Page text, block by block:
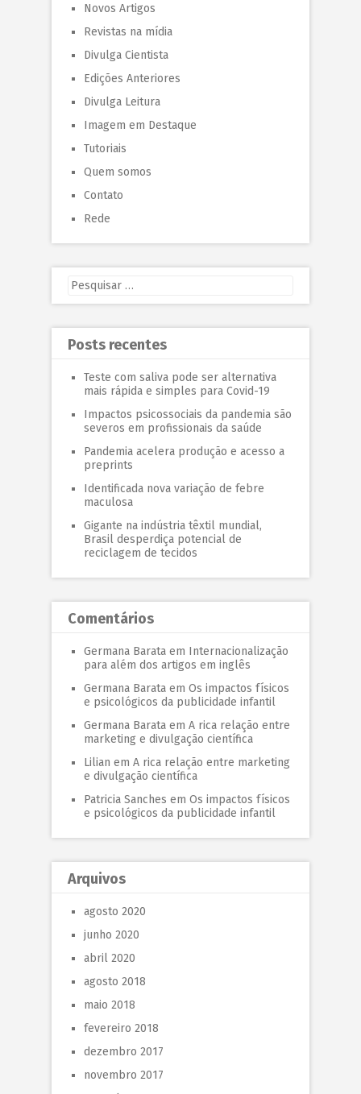
Novos Artigos
Revistas na mídia
Divulga Cientista
Edições Anteriores
Divulga Leitura
Imagem em Destaque
Tutoriais
Quem somos
Contato
Rede
Posts recentes
Teste com saliva pode ser alternativa
mais rápida e simples para Covid-19
Impactos psicossociais da pandemia são
severos em profissionais da saúde
Pandemia acelera produção e acesso a
preprints
Identificada nova variação de febre
maculosa
Gigante na indústria têxtil mundial,
Brasil desperdiça potencial de
reciclagem de tecidos
Comentários
Germana Barata em Internacionalização
para além dos artigos em inglês
Germana Barata em Os impactos físicos
e psicológicos da publicidade infantil
Germana Barata em A rica relação entre
marketing e divulgação científica
Lilian em A rica relação entre marketing
e divulgação científica
Patricia Sanches em Os impactos físicos
e psicológicos da publicidade infantil
Arquivos
agosto 2020
junho 2020
abril 2020
agosto 2018
maio 2018
fevereiro 2018
dezembro 2017
novembro 2017